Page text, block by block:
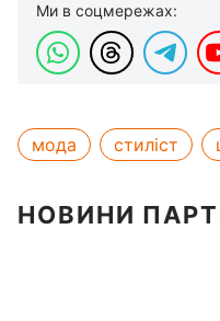
Ми в соцмережах:
мода стиліст
НОВИНИ